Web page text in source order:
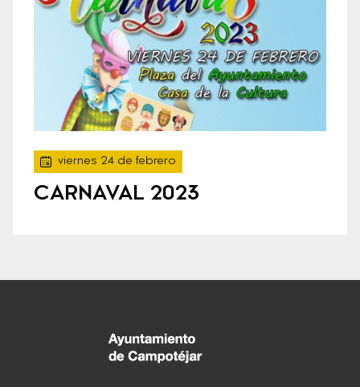
viernes 24 de febrero
CARNAVAL 2023